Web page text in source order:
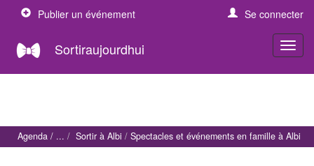
Publier un événement Se connecter
Sortiraujourdhui
Agenda Sortir à Albi Spectacles et événements en famille à Albi